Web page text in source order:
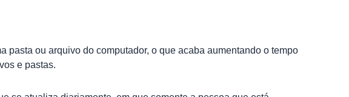
pasta ou arquivo do computador, o que acaba aumentando o tempo
e pastas.